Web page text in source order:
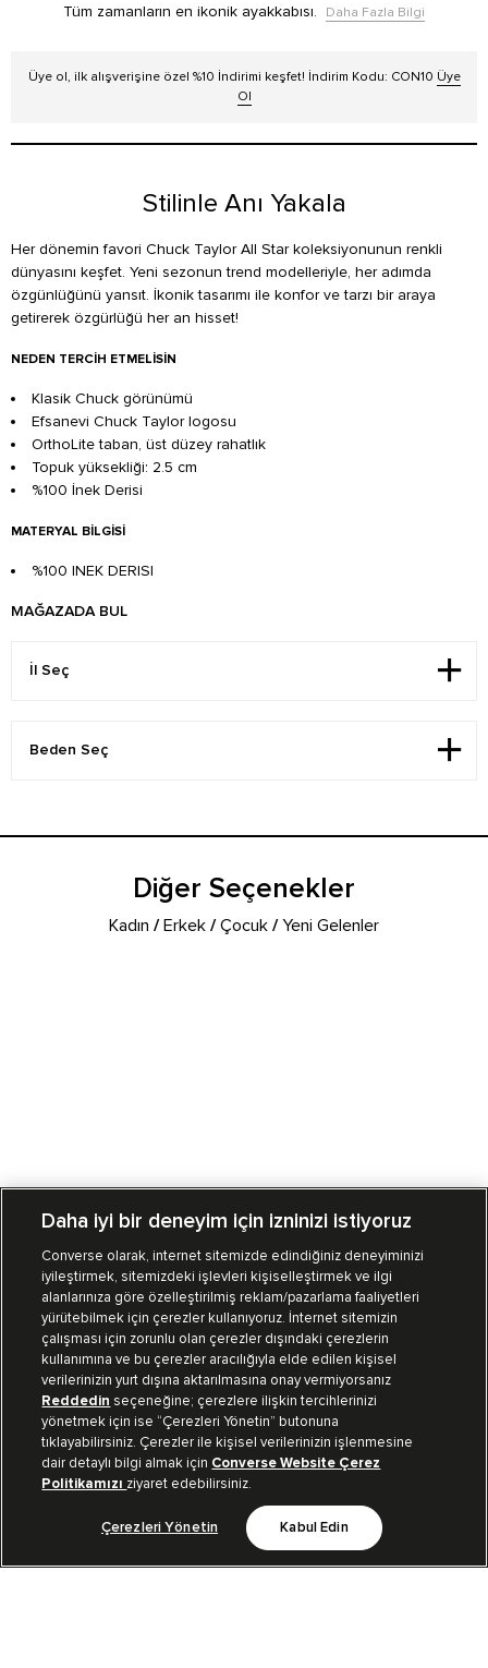
Tüm zamanların en ikonik ayakkabısı. Daha Fazla Bilgi
Üye ol, ilk alışverişine özel %10 İndirimi keşfet! İndirim Kodu: CON10 Üye
Ol
Stilinle Anı Yakala
Her dönemin favori Chuck Taylor All Star koleksiyonunun renkli
dünyasını keşfet. Yeni sezonun trend modelleriyle, her adımda
özgünlüğünü yansıt. İkonik tasarımı ile konfor ve tarzı bir araya
getirerek özgürlüğü her an hisset!
NEDEN TERCIH ETMELISIN
Klasik Chuck görünümü
Efsanevi Chuck Taylor logosu
OrthoLite taban, üst düzey rahatlık
Topuk yüksekliği: 2.5 cm
%100 İnek Derisi
MATERYAL BILGISI
%100 INEK DERISI
MAĞAZADA BUL
Diğer Seçenekler
Kadın /Erkek /Çocuk /Yeni Gelenler
Mağazalarımız Sipariş Takibi
Müşteri İlişkileri
Koleksiyon
Kurumsal
Bizi Takip Et
Daha iyi bir deneyim için izninizi istiyoruz
Converse olarak, internet sitemizde edindiğiniz deneyiminizi
iyileştirmek, sitemizdeki işlevleri kişiselleştirmek ve ilgi
alanlarınıza göre özelleştirilmiş reklam/pazarlama faaliyetleri
yürütebilmek için çerezler kullanıyoruz. İnternet sitemizin
çalışması için zorunlu olan çerezler dışındaki çerezlerin
kullanımına ve bu çerezler aracılığıyla elde edilen kişisel
verilerinizin yurt dışına aktarılmasına onay vermiyorsanız
Reddedin seçeneğine; çerezlere ilişkin tercihlerinizi
yönetmek için ise “Çerezleri Yönetin” butonuna
tıklayabilirsiniz. Çerezler ile kişisel verilerinizin işlenmesine
dair detaylı bilgi almak için Converse Website Çerez
Politikamızı ziyaret edebilirsiniz.
Çerezleri Yönetin Kabul Edin